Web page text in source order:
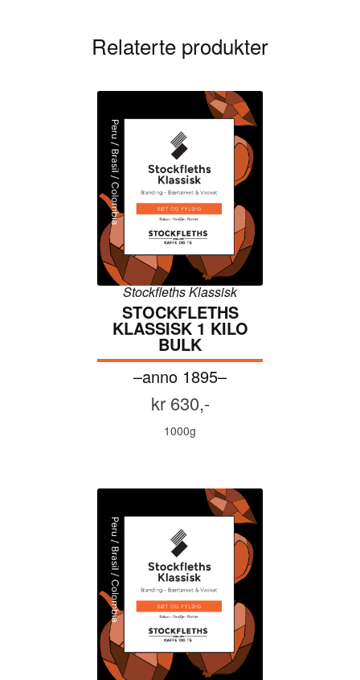
Relaterte produkter
Stockfleths Klassisk
STOCKFLETHS
KLASSISK 1 KILO
BULK
–anno 1895–
kr 630,-
1000g